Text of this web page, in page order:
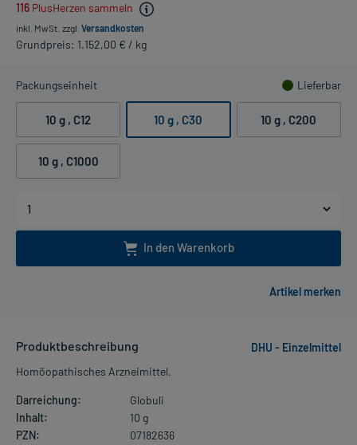
116 PlusHerzen sammeln
inkl. MwSt. zzgl. Versandkosten
Grundpreis: 1.152,00 € / kg
Packungseinheit Lieferbar
10 g , C12 10 g , C30 10 g , C200
10 g , C1000
In den Warenkorb
Produktbeschreibung
DHU - Einzelmittel
Homöopathisches Arzneimittel.
Darreichung:
Globuli
Inhalt:
10 g
PZN:
07182636